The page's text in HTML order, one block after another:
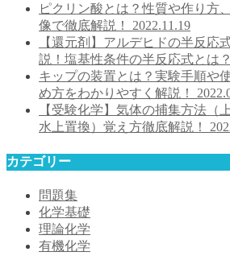
ピクリン酸とは？性質や作り方
像で徹底解説！ 2022.11.19
【還元剤】アルデヒドの半反応
説！塩基性条件の半反応式とは？
キップの装置とは？実験手順や
め方をわかりやすく解説！
【受験化学】気体の捕集方法（
水上置換）覚え方徹底解説！
カテゴリー
問題集
化学基礎
理論化学
有機化学